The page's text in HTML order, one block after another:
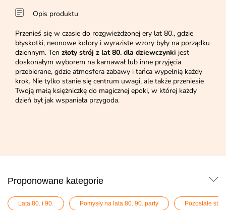
Opis produktu
Przenieś się w czasie do rozgwieżdżonej ery lat 80., gdzie
błyskotki, neonowe kolory i wyraziste wzory były na porządku
dziennym. Ten złoty strój z lat 80. dla dziewczynki jest
doskonałym wyborem na karnawał lub inne przyjęcia
przebierane, gdzie atmosfera zabawy i tańca wypełnią każdy
krok. Nie tylko stanie się centrum uwagi, ale także przeniesie
Twoją małą księżniczkę do magicznej epoki, w której każdy
dzień był jak wspaniała przygoda.
Proponowane kategorie
Lata 80. i 90. Pomysły na lata 80. 90. party Pozostałe